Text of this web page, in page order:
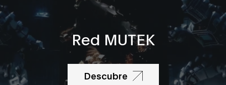
Red MUTEK
Descubre